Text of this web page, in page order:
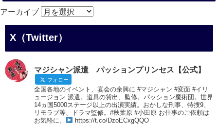
アーカイブ
X（Twitter）
マジシャン派遣 パッションプリンセス【公式】
フォロー
全国各地のイベント、宴会の余興に #マジシャン #変面 #イリ
ュージョン 派遣。道具の貸出、監修。パッション魔術団。世界
14ヵ国5000ステージ以上の出演実績。おかしな刑事、特捜9、
リモラブ等、ドラマ監修。#秋葉原 #小田原 お仕事のご依頼は
お気軽に。
https://t.co/DzoECxgQQO